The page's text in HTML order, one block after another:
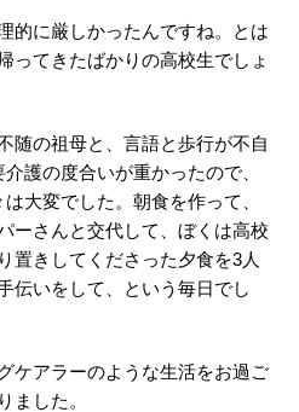
的に厳しかったんですね。とは
ってきたばかりの高校生でしょ
随の祖母と、言語と歩行が不自
護の度合いが重かったので、
大変でした。朝食を作って、
ーさんと交代して、ぼくは高校
置きしてくださった夕食を3人
伝いをして、という毎日でし
ケアラーのような生活をお過ご
ました。